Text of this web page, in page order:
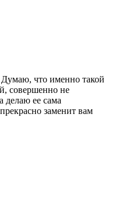
Думаю, что именно такой
совершенно не
делаю ее сама
заменит вам